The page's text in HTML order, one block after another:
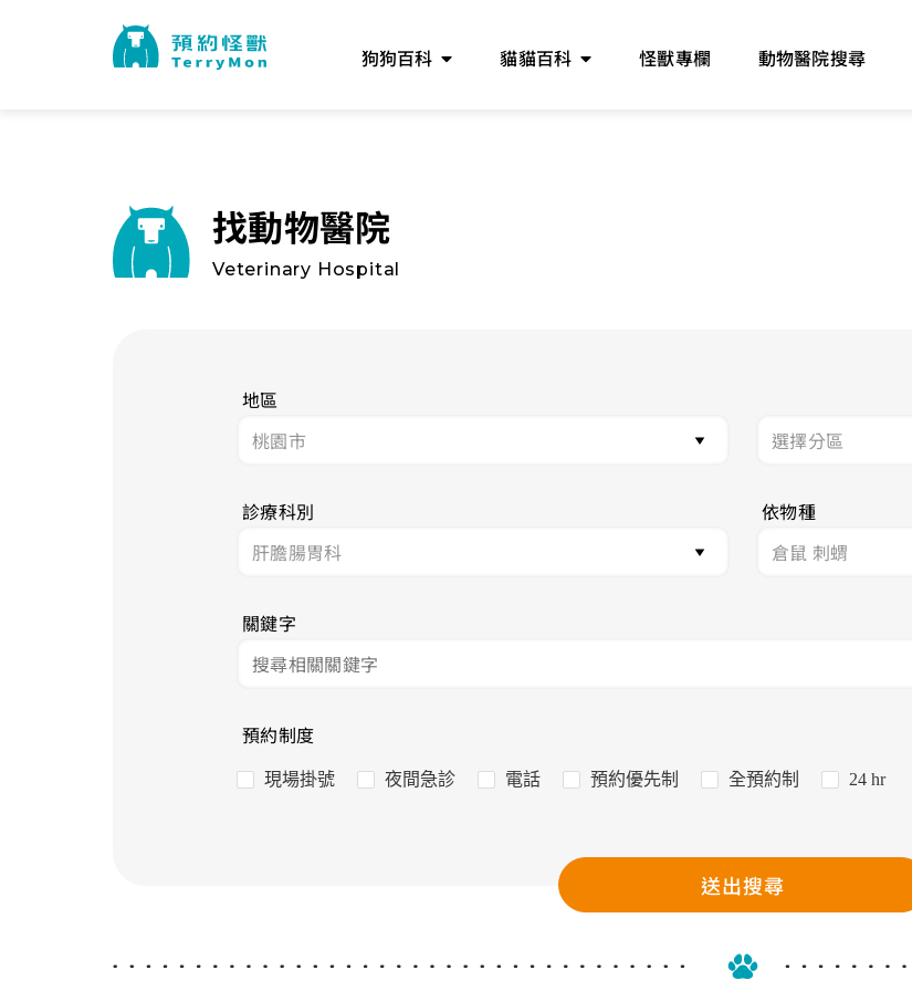
狗狗百科 貓貓百科 怪獸專欄 動物醫院搜尋
找動物醫院
Veterinary Hospital
地區
診療科別 依物種
關鍵字
預約制度
現場掛號 夜間急診 電話 預約優先制 全預約制 24 hr
送出搜尋